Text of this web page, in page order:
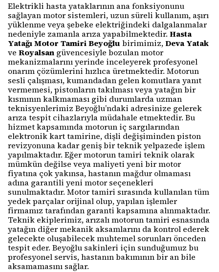
Elektrikli hasta yataklarının ana fonksiyonunu
sağlayan motor sistemleri, uzun süreli kullanım, aşırı
yüklenme veya şebeke elektriğindeki dalgalanmalar
nedeniyle zamanla arıza yapabilmektedir. Hasta
Yatağı Motor Tamiri Beyoğlu birimimiz,Deva Yatak
ve Royalsan güvencesiyle bozulan motor
mekanizmalarını yerinde inceleyerek profesyonel
onarım çözümlerini hızlıca üretmektedir. Motorun
sesli çalışması, kumandadan gelen komutlara yanıt
vermemesi, pistonların takılması veya yatağın bir
kısmının kalkmaması gibi durumlarda uzman
teknisyenlerimiz Beyoğlu’ndaki adresinize gelerek
arıza tespit cihazlarıyla müdahale etmektedir. Bu
hizmet kapsamında motorun iç sargılarından
elektronik kart tamirine, dişli değişiminden piston
revizyonuna kadar geniş bir teknik yelpazede işlem
yapılmaktadır. Eğer motorun tamiri teknik olarak
mümkün değilse veya maliyeti yeni bir motor
fiyatına çok yakınsa, hastanın mağdur olmaması
adına garantili yeni motor seçenekleri
sunulmaktadır. Motor tamiri sırasında kullanılan tüm
yedek parçalar orijinal olup, yapılan işlemler
firmamız tarafından garanti kapsamına alınmaktadır.
Teknik ekiplerimiz, arızalı motorun tamiri esnasında
yatağın diğer mekanik aksamlarını da kontrol ederek
gelecekte oluşabilecek muhtemel sorunları önceden
tespit eder. Beyoğlu sakinleri için sunduğumuz bu
profesyonel servis, hastanın bakımının bir an bile
aksamamasını sağlar.